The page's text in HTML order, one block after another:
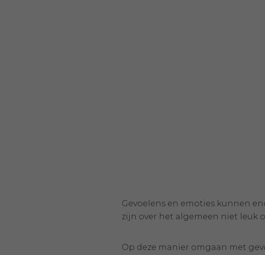
Gevoelens en emoties kunnen
zijn over het algemeen niet leuk
Op deze manier omgaan met